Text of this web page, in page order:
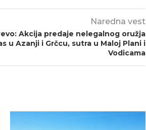
Naredna vest
Akcija predaje nelegalnog oružja
u Azanji i Grčcu, sutra u Maloj Plani i
Vodicama